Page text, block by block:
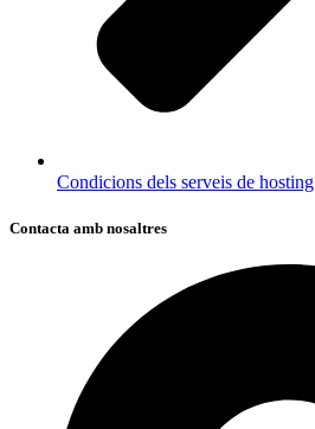
Condicions dels serveis de hosting
Contacta amb nosaltres